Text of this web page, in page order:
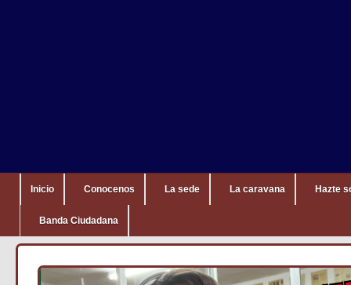
Inicio Conocenos La sede La caravana Hazte
Banda Ciudadana